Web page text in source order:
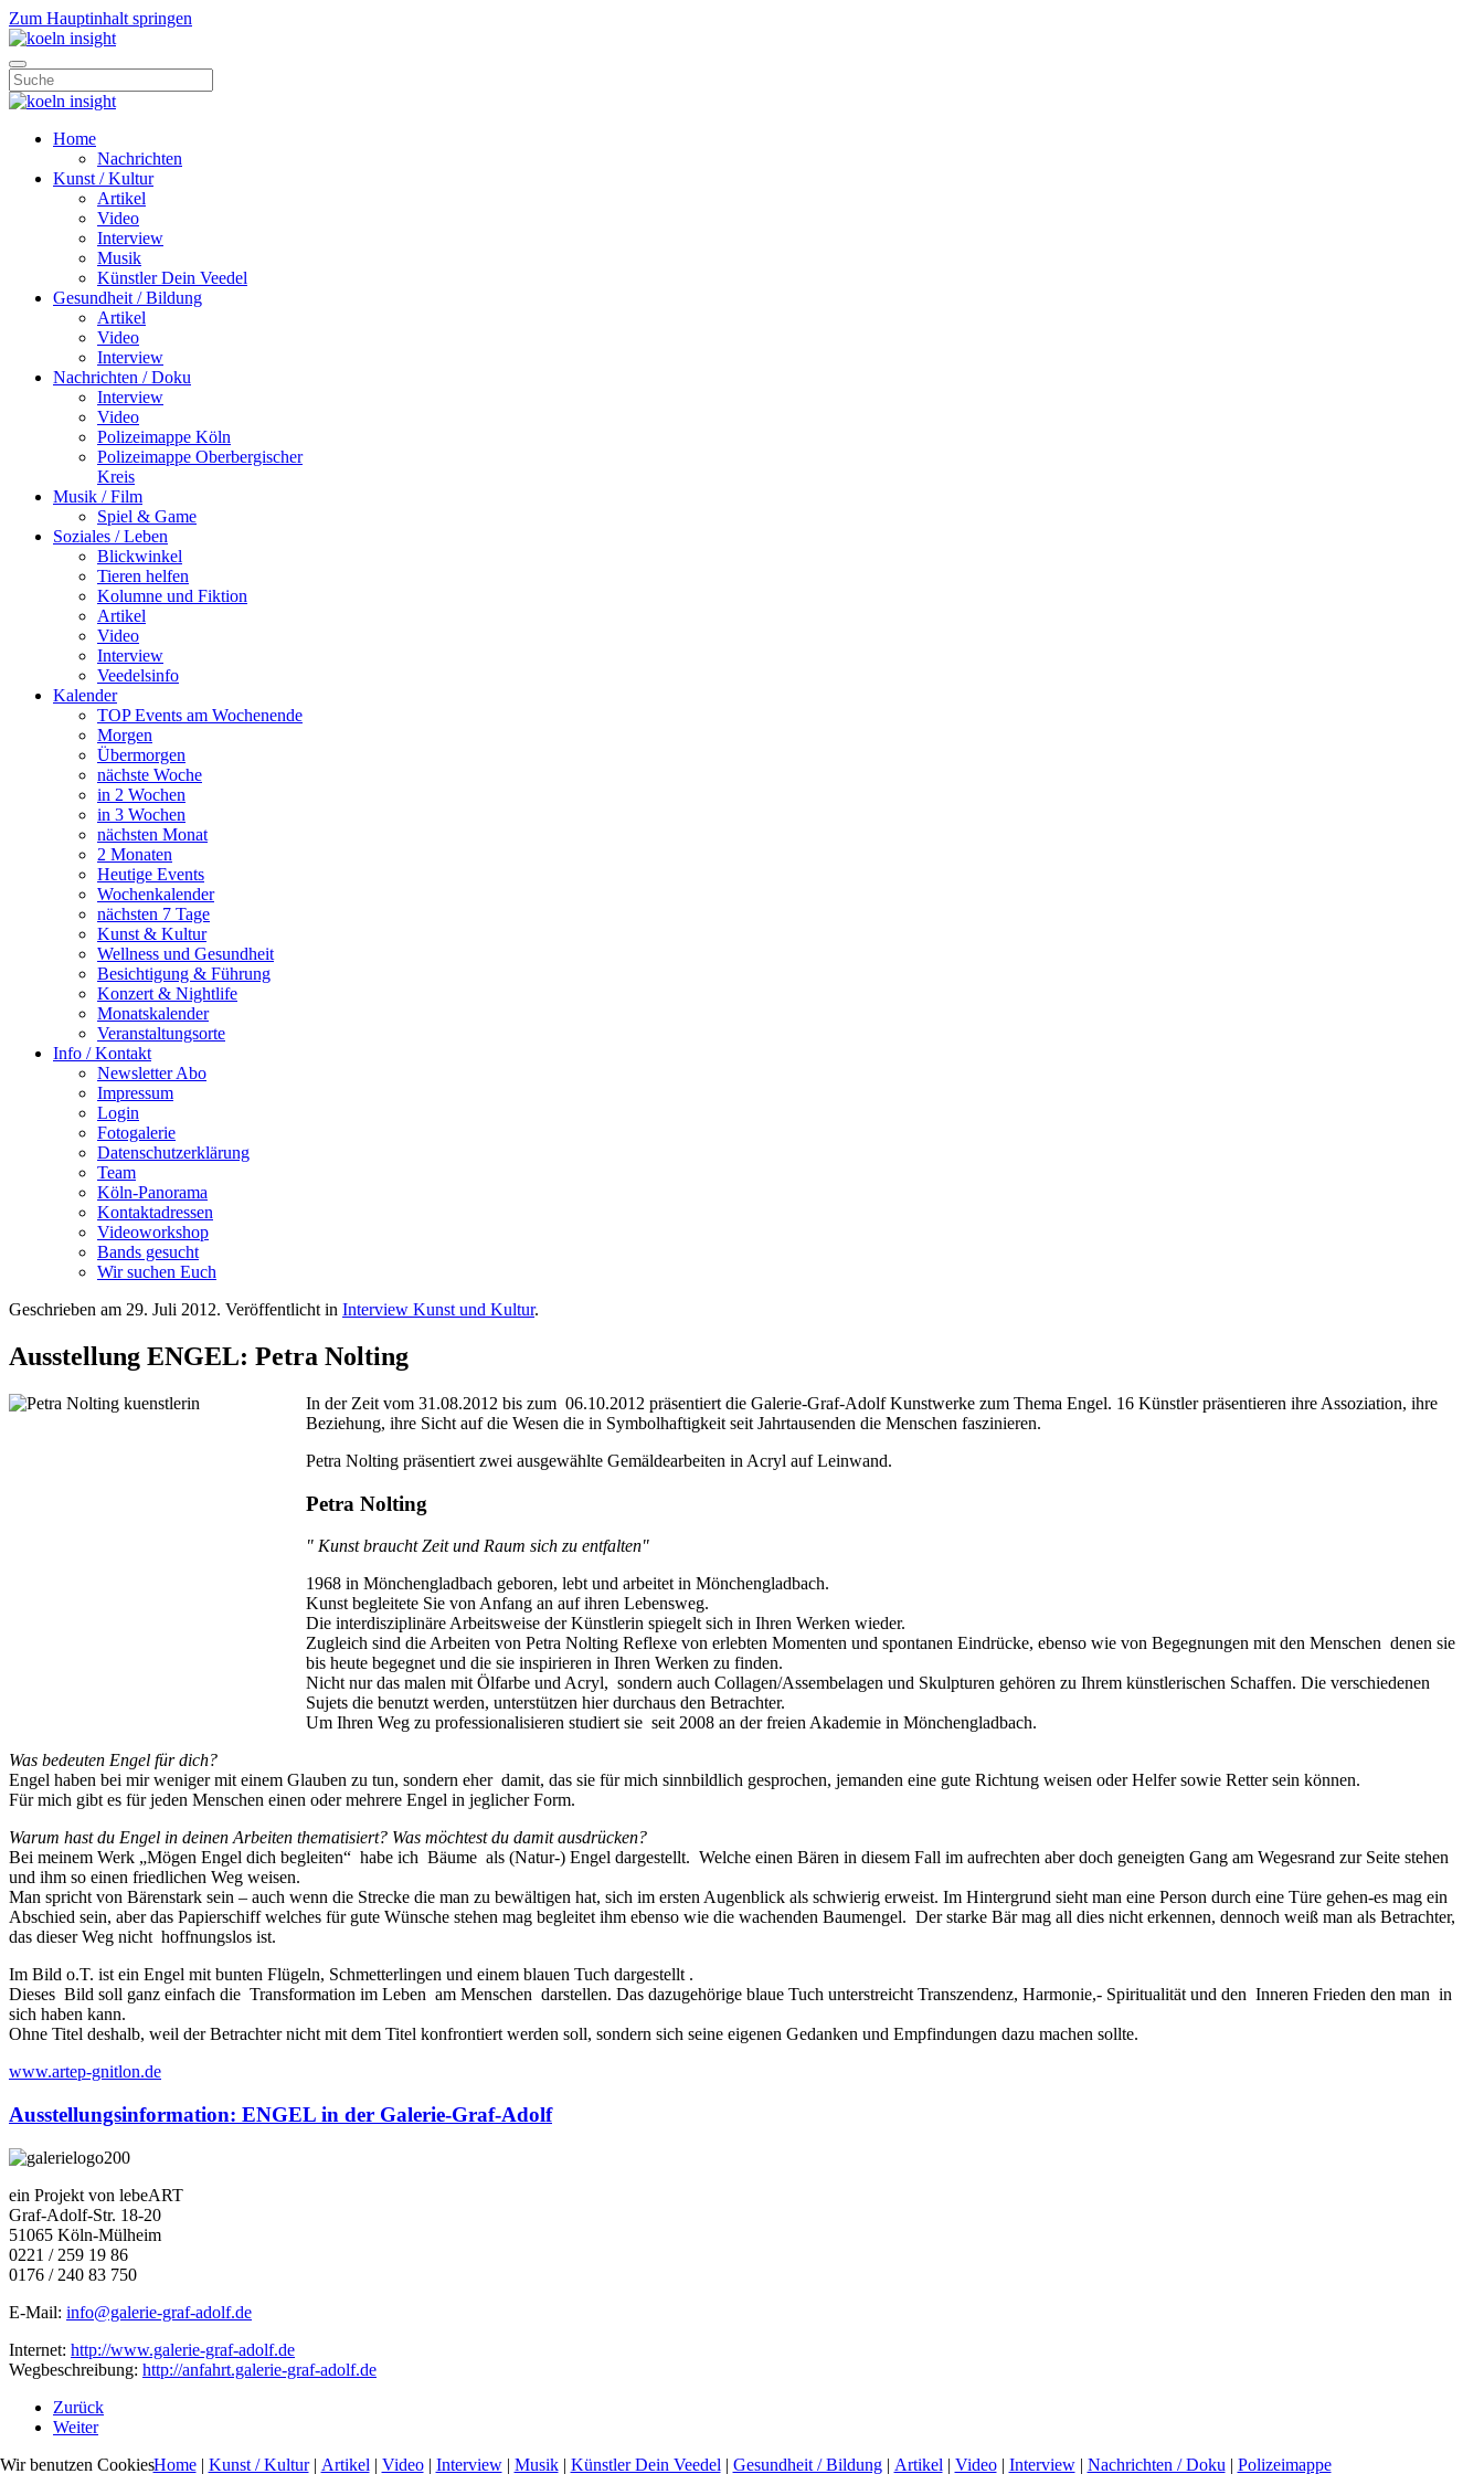
Zum Hauptinhalt springen
Home
Nachrichten
Kunst / Kultur
Artikel
Video
Interview
Musik
Künstler Dein Veedel
Gesundheit / Bildung
Artikel
Video
Interview
Nachrichten / Doku
Interview
Video
Polizeimappe Köln
Polizeimappe Oberbergischer
Kreis
Musik / Film
Spiel & Game
Soziales / Leben
Blickwinkel
Tieren helfen
Kolumne und Fiktion
Artikel
Video
Interview
Veedelsinfo
Kalender
TOP Events am Wochenende
Morgen
Übermorgen
nächste Woche
in 2 Wochen
in 3 Wochen
nächsten Monat
2 Monaten
Heutige Events
Wochenkalender
nächsten 7 Tage
Kunst & Kultur
Wellness und Gesundheit
Besichtigung & Führung
Konzert & Nightlife
Monatskalender
Veranstaltungsorte
Info / Kontakt
Newsletter Abo
Impressum
Login
Fotogalerie
Datenschutzerklärung
Team
Köln-Panorama
Kontaktadressen
Videoworkshop
Bands gesucht
Wir suchen Euch
Geschrieben am 29. Juli 2012. Veröffentlicht in Interview Kunst und Kultur.
Ausstellung ENGEL: Petra Nolting
In der Zeit vom 31.08.2012 bis zum 06.10.2012 präsentiert die Galerie-Graf-Adolf Kunstwerke zum Thema Engel. 16 Künstler präsentieren ihre Assoziation, ihre
Beziehung, ihre Sicht auf die Wesen die in Symbolhaftigkeit seit Jahrtausenden die Menschen faszinieren.
Petra Nolting präsentiert zwei ausgewählte Gemäldearbeiten in Acryl auf Leinwand.
Petra Nolting
" Kunst braucht Zeit und Raum sich zu entfalten"
1968 in Mönchengladbach geboren, lebt und arbeitet in Mönchengladbach.
Kunst begleitete Sie von Anfang an auf ihren Lebensweg.
Die interdisziplinäre Arbeitsweise der Künstlerin spiegelt sich in Ihren Werken wieder.
Zugleich sind die Arbeiten von Petra Nolting Reflexe von erlebten Momenten und spontanen Eindrücke, ebenso wie von Begegnungen mit den Menschen denen sie
bis heute begegnet und die sie inspirieren in Ihren Werken zu finden.
Nicht nur das malen mit Ölfarbe und Acryl, sondern auch Collagen/Assembelagen und Skulpturen gehören zu Ihrem künstlerischen Schaffen. Die verschiedenen
Sujets die benutzt werden, unterstützen hier durchaus den Betrachter.
Um Ihren Weg zu professionalisieren studiert sie seit 2008 an der freien Akademie in Mönchengladbach.
Was bedeuten Engel für dich?
Engel haben bei mir weniger mit einem Glauben zu tun, sondern eher damit, das sie für mich sinnbildlich gesprochen, jemanden eine gute Richtung weisen oder Helfer sowie Retter sein können.
Für mich gibt es für jeden Menschen einen oder mehrere Engel in jeglicher Form.
Warum hast du Engel in deinen Arbeiten thematisiert? Was möchtest du damit ausdrücken?
Bei meinem Werk „Mögen Engel dich begleiten“ habe ich Bäume als (Natur-) Engel dargestellt. Welche einen Bären in diesem Fall im aufrechten aber doch geneigten Gang am Wegesrand zur Seite stehen
und ihm so einen friedlichen Weg weisen.
Man spricht von Bärenstark sein – auch wenn die Strecke die man zu bewältigen hat, sich im ersten Augenblick als schwierig erweist. Im Hintergrund sieht man eine Person durch eine Türe gehen-es mag ein
Abschied sein, aber das Papierschiff welches für gute Wünsche stehen mag begleitet ihm ebenso wie die wachenden Baumengel. Der starke Bär mag all dies nicht erkennen, dennoch weiß man als Betrachter,
das dieser Weg nicht hoffnungslos ist.
Im Bild o.T. ist ein Engel mit bunten Flügeln, Schmetterlingen und einem blauen Tuch dargestellt .
Dieses Bild soll ganz einfach die Transformation im Leben am Menschen darstellen. Das dazugehörige blaue Tuch unterstreicht Transzendenz, Harmonie,- Spiritualität und den Inneren Frieden den man in
sich haben kann.
Ohne Titel deshalb, weil der Betrachter nicht mit dem Titel konfrontiert werden soll, sondern sich seine eigenen Gedanken und Empfindungen dazu machen sollte.
www.artep-gnitlon.de
Ausstellungsinformation: ENGEL in der Galerie-Graf-Adolf
ein Projekt von lebeART
Graf-Adolf-Str. 18-20
51065 Köln-Mülheim
0221 / 259 19 86
0176 / 240 83 750
E-Mail: info@galerie-graf-adolf.de
Internet: http://www.galerie-graf-adolf.de
Wegbeschreibung: http://anfahrt.galerie-graf-adolf.de
Zurück
Weiter
Home| Kunst / Kultur| Artikel | Video| Interview| Musik| Künstler Dein Veedel | Gesundheit / Bildung| Artikel | Video| Interview| Nachrichten / Doku | Polizeimappe
Wir benutzen Cookies